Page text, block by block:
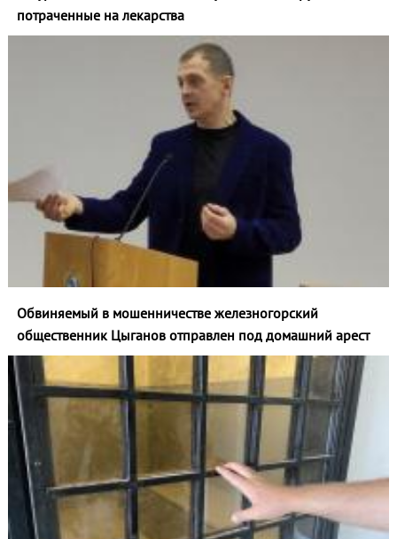
потраченные на лекарства
Обвиняемый в мошенничестве железногорский
общественник Цыганов отправлен под домашний арест